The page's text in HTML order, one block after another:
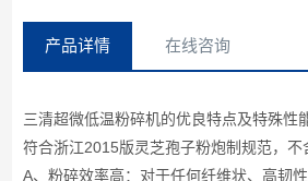
产品详情 在线咨询
三清超微低温粉碎机的优良特点及特殊性
符合浙江2015版灵芝孢子粉炮制规范，不
A、粉碎效率高：对于任何纤维状、高韧